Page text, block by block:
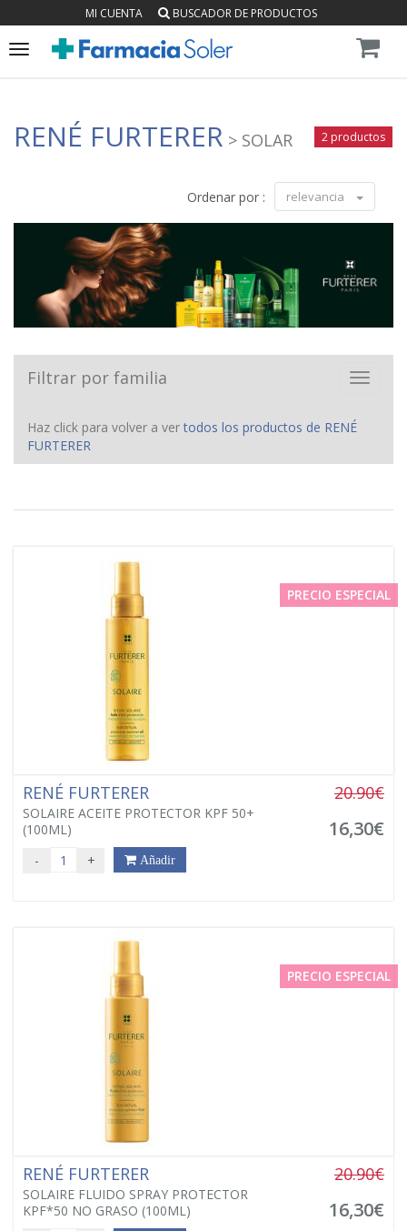
MI CUENTA BUSCADOR DE PRODUCTOS
Toggle
RENÉ FURTERER > SOLAR 2 productos
Ordenar por : relevancia
Toggle
Filtrar por familia
Haz click para volver a vertodos los productos de RENÉ
FURTERER
PRECIO ESPECIAL
RENÉ FURTERER
SOLAIRE ACEITE PROTECTOR KPF 50+
(100ML)
20.90€
16,30€
- + Añadir
PRECIO ESPECIAL
RENÉ FURTERER
SOLAIRE FLUIDO SPRAY PROTECTOR
KPF*50 NO GRASO (100ML)
20.90€
16,30€